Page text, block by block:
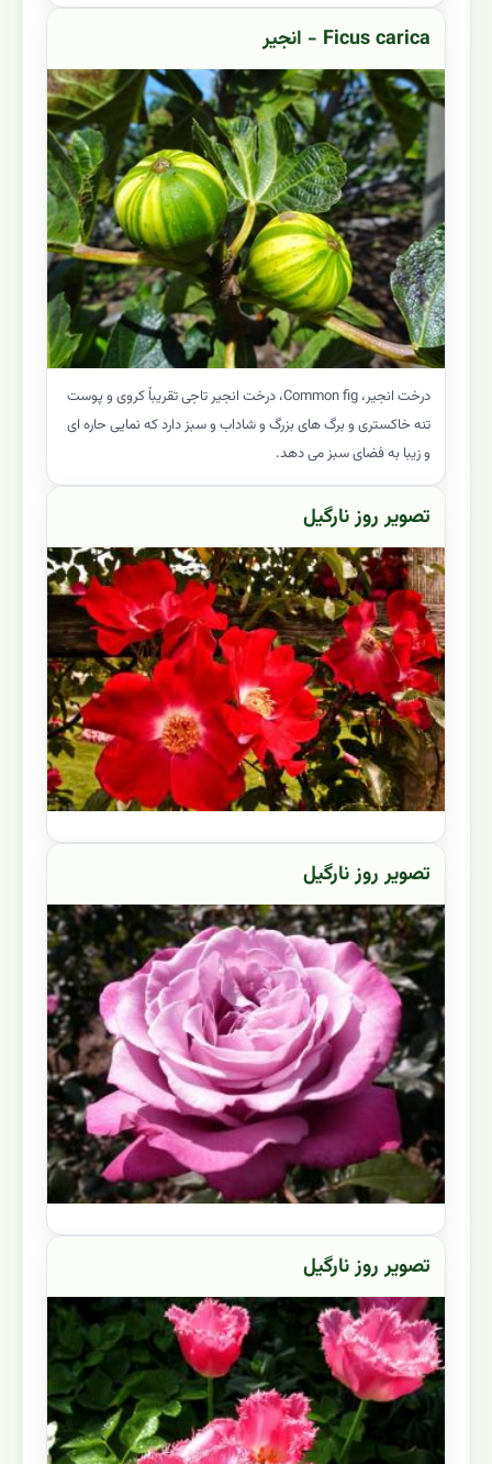
Ficus carica - انجیر
درخت انجیر، Common fig، درخت انجیر تاجی تقریباً کروی و پوست
تنه خاکستری و برگ های بزرگ و شاداب و سبز دارد که نمایی حاره ای
و زیبا به فضای سبز می دهد.
تصویر روز نارگیل
تصویر روز نارگیل
تصویر روز نارگیل